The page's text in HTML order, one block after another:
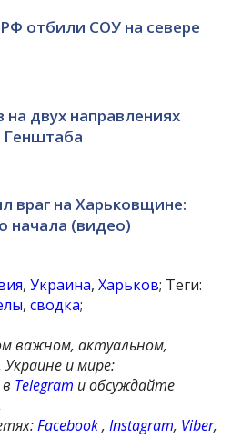
отбили СОУ на севере
двух направлениях
Генштаба
враг на Харьковщине:
начала (видео)
,Украина,Харьков; Теги:
,сводка;
важном, актуальном,
и мире:
Telegram и обсуждайте
Facebook,Instagram, Viber,